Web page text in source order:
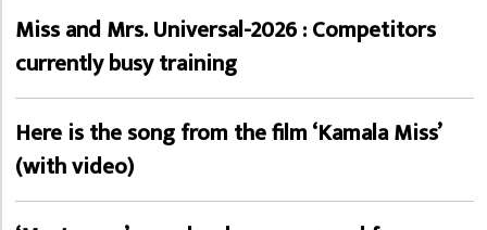
Miss and Mrs. Universal-2026 : Competitors
currently busy training
Here is the song from the film ‘Kamala Miss’
(with video)